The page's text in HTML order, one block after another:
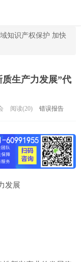
知识产权保护 加快
生产力发展”代
阅读(20) 错误报告
发展